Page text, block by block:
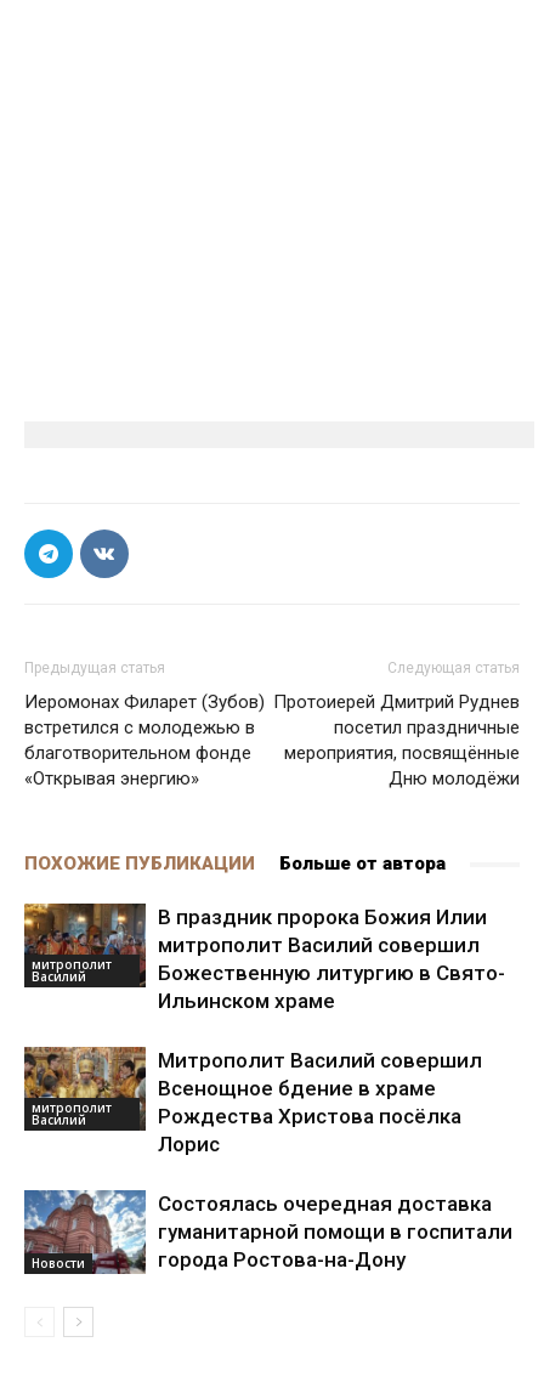
Предыдущая статья
Иеромонах Филарет (Зубов)
встретился с молодежью в
благотворительном фонде
«Открывая энергию»
Следующая статья
Протоиерей Дмитрий Руднев
посетил праздничные
мероприятия, посвящённые
Дню молодёжи
ПОХОЖИЕ ПУБЛИКАЦИИ Больше от автора
митрополит
Василий
В праздник пророка Божия Илии
митрополит Василий совершил
Божественную литургию в Свято-
Ильинском храме
митрополит
Василий
Митрополит Василий совершил
Всенощное бдение в храме
Рождества Христова посёлка
Лорис
Новости
Состоялась очередная доставка
гуманитарной помощи в госпитали
города Ростова-на-Дону